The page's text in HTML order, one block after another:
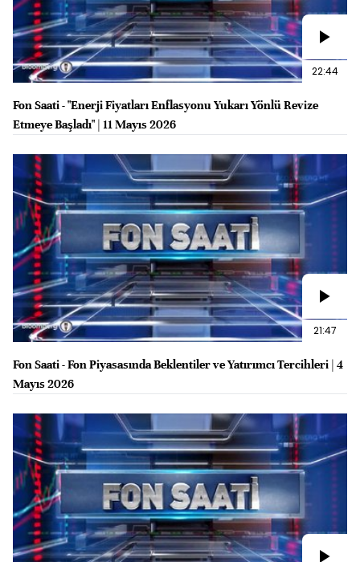
22:44
Fon Saati - "Enerji Fiyatları Enflasyonu Yukarı Yönlü Revize
Etmeye Başladı" | 11 Mayıs 2026
21:47
Fon Saati - Fon Piyasasında Beklentiler ve Yatırımcı Tercihleri | 4
Mayıs 2026